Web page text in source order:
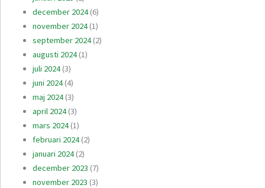
december 2024(6)
november 2024(1)
september 2024(2)
augusti 2024(1)
juli 2024(3)
juni 2024(4)
maj 2024(3)
april 2024(3)
mars 2024(1)
februari 2024(2)
januari 2024(2)
december 2023 (7)
november 2023 (3)